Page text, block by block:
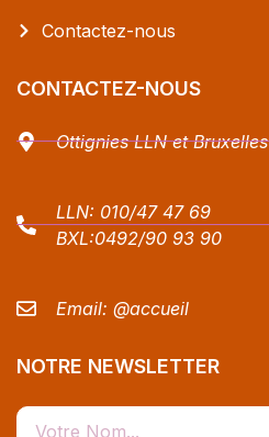
Contactez-nous
CONTACTEZ-NOUS
Ottignies LLN et Bruxelles
LLN: 010/47 47 69
BXL:0492/90 93 90
Email: @accueil
NOTRE NEWSLETTER